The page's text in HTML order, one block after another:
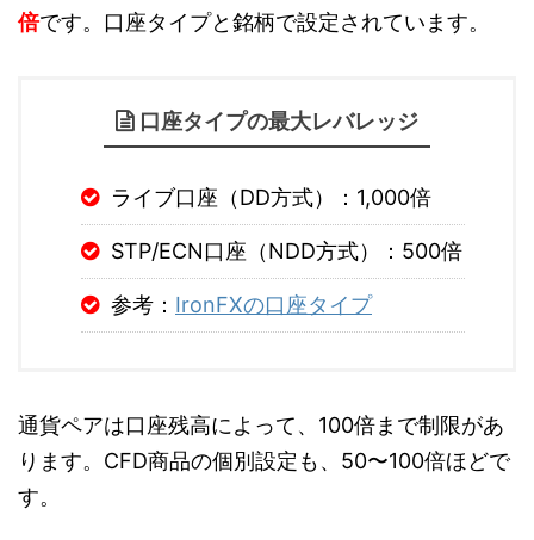
倍です。口座タイプと銘柄で設定されています。
口座タイプの最大レバレッジ
ライブ口座（DD方式）：1,000倍
STP/ECN口座（NDD方式）：500倍
参考： IronFXの口座タイプ
通貨ペアは口座残高によって、100倍まで制限があ
ります。CFD商品の個別設定も、50〜100倍ほどで
す。